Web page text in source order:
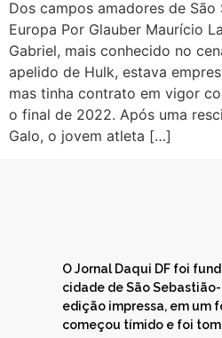
Dos campos amadores de São
Europa Por Glauber Maurício
Gabriel, mais conhecido no
apelido de Hulk, estava
mas tinha contrato em vigor
o final de 2022. Após uma
Galo, o jovem atleta […]
O Jornal Daqui DF foi
cidade de São Sebastião-
edição impressa, em um
começou tímido e foi